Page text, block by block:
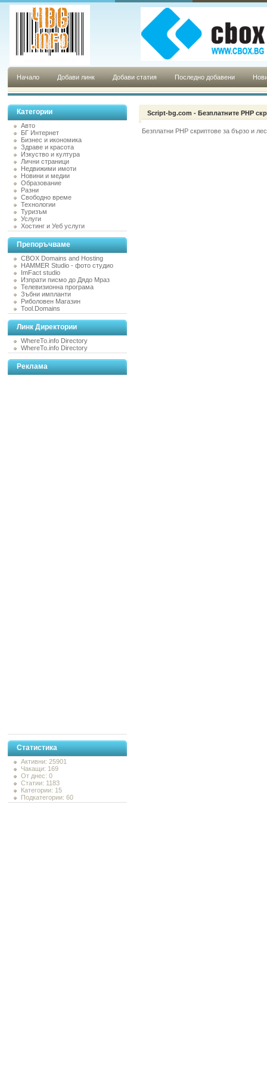
Начало Добави линк Добави статия Последно добавени
Категории
Авто
БГ Интернет
Бизнес и икономика
Здраве и красота
Изкуство и култура
Лични страници
Недвижими имоти
Новини и медии
Образование
Разни
Свободно време
Технологии
Туризъм
Услуги
Хостинг и Уеб услуги
Препоръчваме
CBOX Domains and Hosting
HAMMER Studio - фото студио
ImFact studio
Изпрати писмо до Дядо Мраз
Телевизионна програма
Зъбни импланти
Риболовен Магазин
Tool.Domains
Линк Директории
WhereTo.info Directory
WhereTo.info Directory
Реклама
Статистика
Активни: 25901
Чакащи: 169
От днес: 0
Статии: 1183
Категории: 15
Подкатегории: 60
Script-bg.com - Безплатните PHP
Безплатни PHP скриптове за бързо и